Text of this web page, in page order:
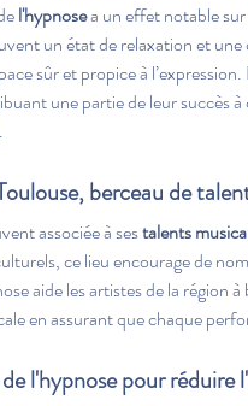
l'hypnose a un effet notable sur
un état de relaxation et
sûr et propice à
une partie de leur succès
berceau de
associée à ses talents
ce lieu encourage de
aide les artistes de la région
en assurant que chaque
l'hypnose pour réduire